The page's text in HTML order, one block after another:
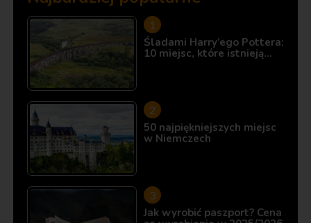
Śladami Harry’ego Pottera:
10 miejsc, które istnieją…
50 najpiękniejszych miejsc
w Niemczech
Jak wyrobić paszport? Cena